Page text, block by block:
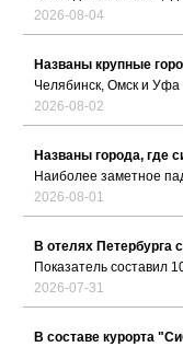
2026-08-04
Названы крупные
Челябинск, Омск и Уфа
2026-08-02
Названы города, где
Наиболее заметное
2026-08-01
В отелях Петербурга
Показатель составил
2026-07-31
В составе курорта